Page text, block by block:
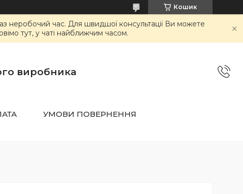
Кошик
неробочий час. Для швидшої консультації Ви можете
тут, у чаті найближчим часом.
виробника
УМОВИ ПОВЕРНЕННЯ